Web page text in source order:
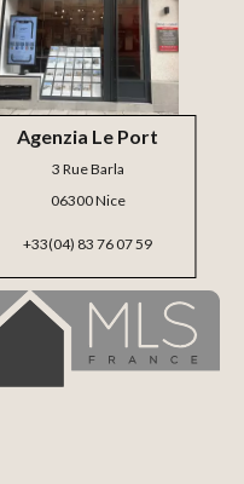
Agenzia Le Port
3 Rue Barla
06300 Nice
+33(04) 83 76 07 59